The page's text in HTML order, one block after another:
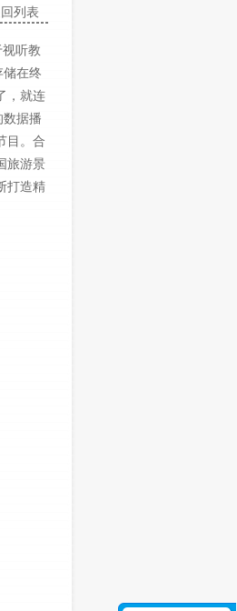
列表
听教
储在终
，就连
数据播
。 合
旅游景
打造精